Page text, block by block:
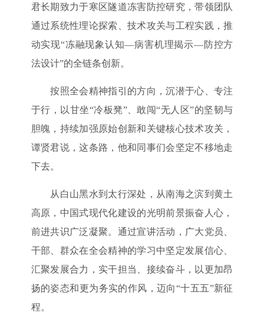
君长期致力于寒区隧道冻害防控研究，带领团队
通过系统性理论探索、技术攻关与工程实践，推
动实现“冻融现象认知—病害机理揭示—防控方
法设计”的全链条创新。
按照全会精神指引的方向，沉潜于心、专注
于行，以甘坐“冷板凳”、敢闯“无人区”的坚韧与
胆魄，持续加强原始创新和关键核心技术攻关，
谭贤君说，这条路，他和同事们会坚定不移地走
下去。
从白山黑水到太行深处，从南海之滨到黄土
高原，中国式现代化建设的光明前景振奋人心，
前进共识广泛凝聚。通过宣讲活动，广大党员、
干部、群众在全会精神的学习中坚定发展信心、
汇聚发展合力，实干担当、接续奋斗，以更加昂
扬的姿态和更为务实的作风，迈向“十五五”新征
程。